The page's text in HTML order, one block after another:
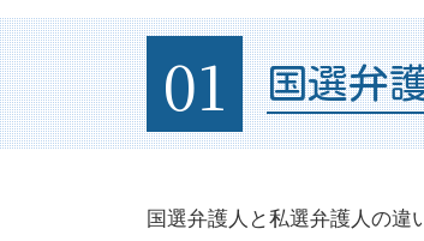
01 国選弁
国選弁護人と私選弁護人の違